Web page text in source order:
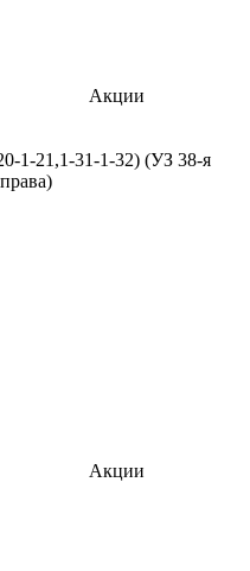
Акции
1-21,1-31-1-32) (УЗ 38-я
Акции